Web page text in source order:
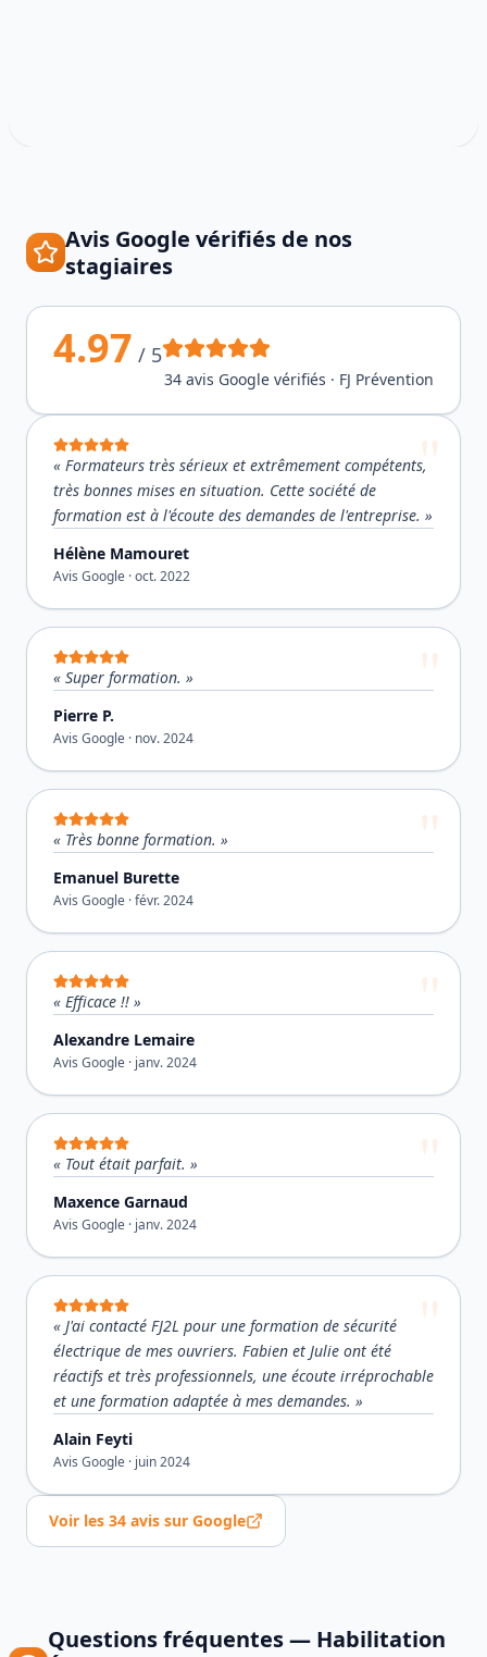
Avis Google vérifiés de nos
stagiaires
4.97 / 5
34 avis Google vérifiés · FJ Prévention
« Formateurs très sérieux et extrêmement compétents,
très bonnes mises en situation. Cette société de
formation est à l'écoute des demandes de l'entreprise. »
Hélène Mamouret
Avis Google ·oct. 2022
« Super formation. »
Pierre P.
Avis Google · nov. 2024
« Très bonne formation. »
Emanuel Burette
Avis Google ·févr. 2024
« Efficace !! »
Alexandre Lemaire
Avis Google · janv. 2024
« Tout était parfait. »
Maxence Garnaud
Avis Google · janv. 2024
« J'ai contacté FJ2L pour une formation de sécurité
électrique de mes ouvriers. Fabien et Julie ont été
réactifs et très professionnels, une écoute irréprochable
et une formation adaptée à mes demandes. »
Alain Feyti
Avis Google · juin 2024
Voir les 34 avis sur Google
Questions fréquentes — Habilitation